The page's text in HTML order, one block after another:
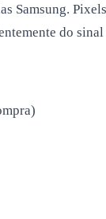
Samsung.
do sinal